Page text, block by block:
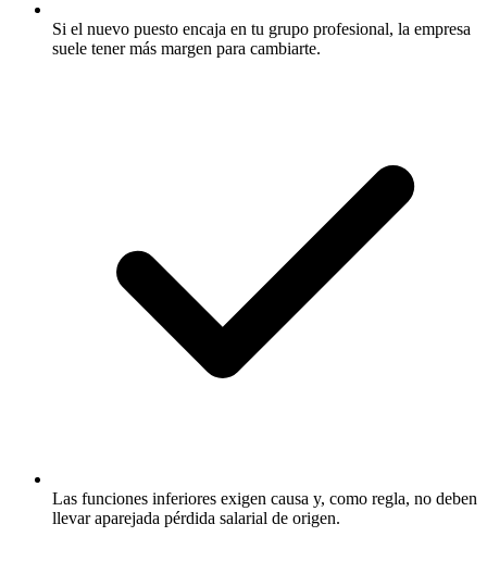
Si el nuevo puesto encaja en tu grupo profesional, la empresa
suele tener más margen para cambiarte.
Las funciones inferiores exigen causa y, como regla, no deben
llevar aparejada pérdida salarial de origen.